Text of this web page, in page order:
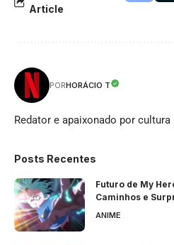
Article
PORHORÁCIO T
Redator e apaixonado por cultura
Posts Recentes
Futuro de My
Caminhos e
ANIME